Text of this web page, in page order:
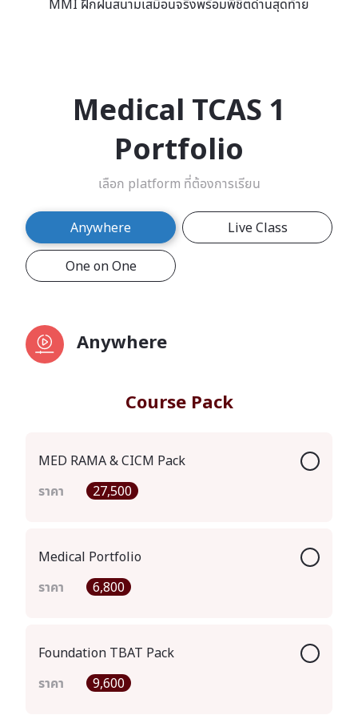
MMI ฝึกฝนสนามเสมือนจริงพร้อมพิชิตด่านสุดท้าย
Medical TCAS 1
Portfolio
เลือก platform ที่ต้องการเรียน
Anywhere Live Class
One on One
Anywhere
Course Pack
MED RAMA & CICM Pack
ราคา
27,500
Medical Portfolio
ราคา
6,800
Foundation TBAT Pack
ราคา
9,600